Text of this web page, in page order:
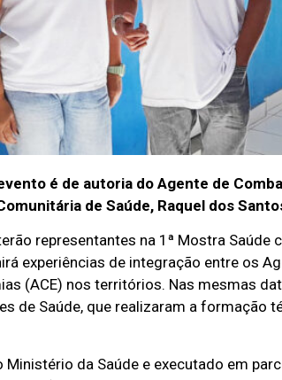
é de autoria do Agente de
de Saúde, Raquel dos
representantes na 1ª Mostra Saúde
experiências de integração entre os
(ACE) nos territórios. Nas mesmas
de Saúde, que realizaram a formação
da Saúde e executado em